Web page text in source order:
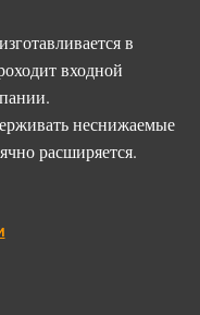
в
входной
неснижаемые
расширяется.